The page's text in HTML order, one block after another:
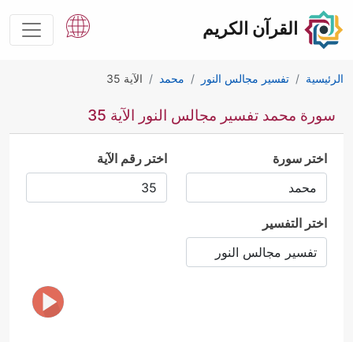
القرآن الكريم
الرئيسية تفسير مجالس النور محمد الآية 35
سورة محمد تفسير مجالس النور الآية 35
اختر سورة اختر رقم الآية
اختر التفسير